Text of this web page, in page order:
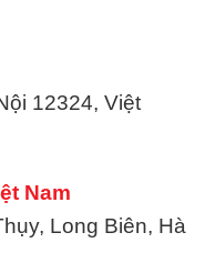
12324, Việt
Nam
Long Biên, Hà